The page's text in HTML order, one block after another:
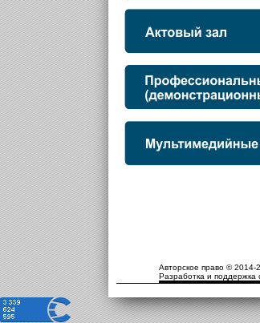
Авторское право © 2014-
Разработка и